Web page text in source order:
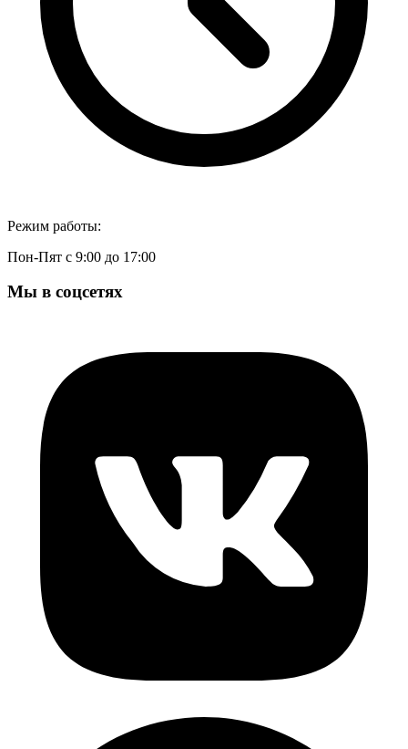
Режим работы:
Пон-Пят с 9:00 до 17:00
Мы в соцсетях